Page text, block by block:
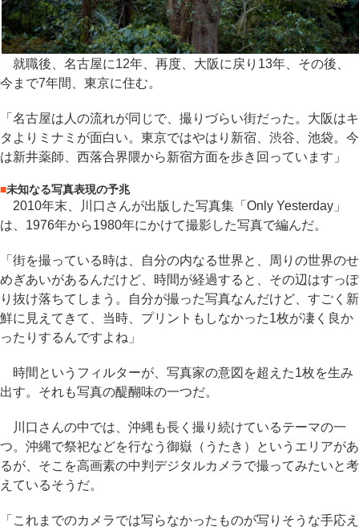
就職後、名古屋に12年、再度、大阪に戻り13年、その後、
今まで7年間、東京に住む。
「名古屋は人の流れが同じで、撮りづらい街だった。大阪はキ
タよりミナミが面白い。東京ではやはり新宿、渋谷、池袋。今
は新井薬師、西落合界隈から新宿方面を歩き回っています」
■未知なる写真表現の予兆
2010年末、川口さんが出版した写真集「Only Yesterday」
は、1976年から1980年にかけて撮影した写真で編んだ。
「街を撮っている時は、自分の内なる世界と、周りの世界のせ
めぎあいがあるんだけど、時間が経過すると、その辺はすっぽ
り抜け落ちてしまう。自分が撮った写真なんだけど、すごく新
鮮に見えてきて、当時、プリントもしなかった1枚が凄く良か
ったりするんですよね」
時間というフィルターが、写真家の意図を超えた1枚を生み
出す。それも写真の醍醐味の一つだ。
川口さんの中では、沖縄も長く撮り続けているテーマの一
つ。沖縄で祭祀などを行なう御嶽（うたき）というエリアがあ
るが、そこを高画素の中判デジタルカメラで撮ってみたいと考
えているそうだ。
「これまでのカメラでは写らなかったものが写りそうな手応え